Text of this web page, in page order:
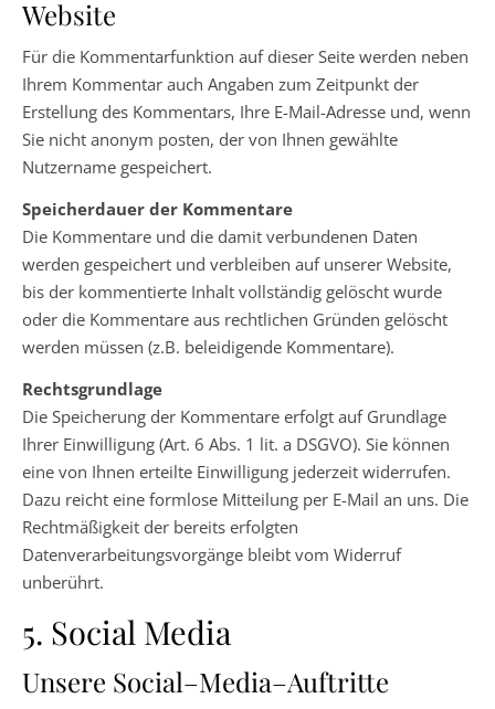
Website
Für die Kommentarfunktion auf dieser Seite werden neben
Ihrem Kommentar auch Angaben zum Zeitpunkt der
Erstellung des Kommentars, Ihre E-Mail-Adresse und, wenn
Sie nicht anonym posten, der von Ihnen gewählte
Nutzername gespeichert.
Speicherdauer der Kommentare
Die Kommentare und die damit verbundenen Daten
werden gespeichert und verbleiben auf unserer Website,
bis der kommentierte Inhalt vollständig gelöscht wurde
oder die Kommentare aus rechtlichen Gründen gelöscht
werden müssen (z.B. beleidigende Kommentare).
Rechtsgrundlage
Die Speicherung der Kommentare erfolgt auf Grundlage
Ihrer Einwilligung (Art. 6 Abs. 1 lit. a DSGVO). Sie können
eine von Ihnen erteilte Einwilligung jederzeit widerrufen.
Dazu reicht eine formlose Mitteilung per E-Mail an uns. Die
Rechtmäßigkeit der bereits erfolgten
Datenverarbeitungsvorgänge bleibt vom Widerruf
unberührt.
5. Social Media
Unsere Social–Media–Auftritte